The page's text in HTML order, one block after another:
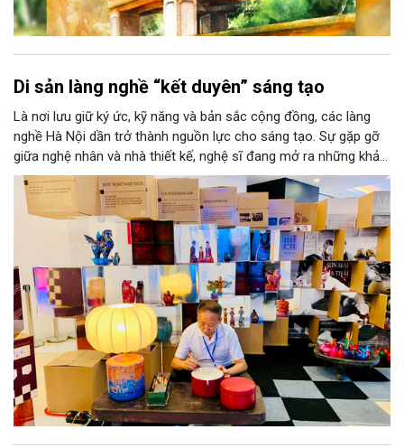
Di sản làng nghề “kết duyên” sáng tạo
Là nơi lưu giữ ký ức, kỹ năng và bản sắc cộng đồng, các làng
nghề Hà Nội dần trở thành nguồn lực cho sáng tạo. Sự gặp gỡ
giữa nghệ nhân và nhà thiết kế, nghệ sĩ đang mở ra những khả
năng phát triển mới cho thủ công đương đại trên nền tảng di
sản. Từ những cuộc “kết duyên” đầy cảm hứng ấy, Hà Nội đang
khơi thông mạch ngầm của hệ sinh thái thủ công, biến vốn cổ
thành động lực bền vững cho tương lai.